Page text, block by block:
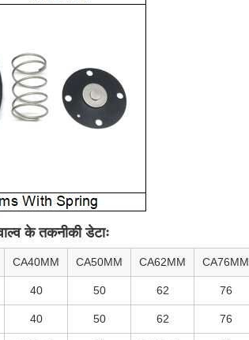
के तकनीकी डेटाः
CA40MM CA50MM CA62MM CA76MM
40 50 62 76
40 50 62 76